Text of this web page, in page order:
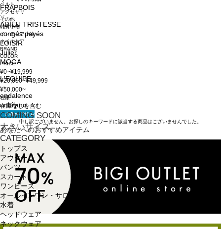
FRAPBOIS
ADIEU TRISTESSE
congés payés
LOISIR
Julier
MOGA
L'EQUIPE
endalence
unbilanc
COMING SOON
大きいサイズ
CATEGORY
トップス
アウター
パンツ
スカート
ワンピース
オールインワン・サロペット
水着
ヘッドウェア
ネックウェア
ベルト
アクセサリ
その他
雑貨小物
インテリア小物
ネイルケア
BRAND
COLOR
PRICE
¥0~¥19,999
¥20,000~¥49,999
¥50,000~
在庫
在庫なしを含む
この条件で検索
申し訳ございません。お探しのキーワードに該当する商品はございませんでした。
あなたへのおすすめアイテム